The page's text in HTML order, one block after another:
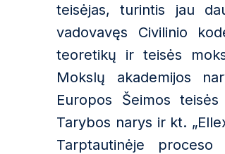
teisėjas, turintis jau
vadovavęs Civilinio
teoretikų ir teisės
Mokslų akademijos
Europos Šeimos
Tarybos narys ir kt.
Tarptautinėje